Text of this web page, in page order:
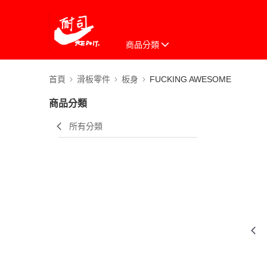
商品分類
首頁 滑板零件 板身 FUCKING AWESOME
商品分類
所有分類